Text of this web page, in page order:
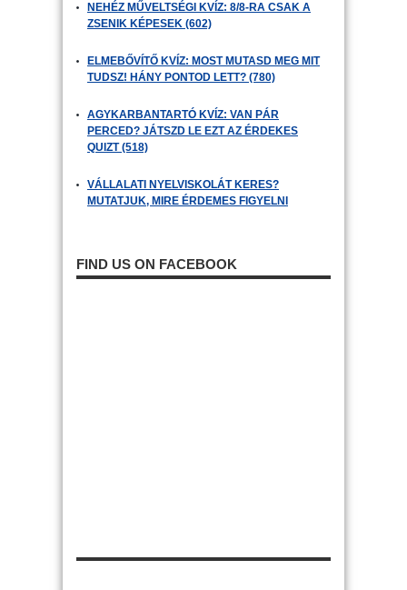
NEHÉZ MŰVELTSÉGI KVÍZ: 8/8-RA CSAK A
ZSENIK KÉPESEK (602)
ELMEBŐVÍTŐ KVÍZ: MOST MUTASD MEG MIT
TUDSZ! HÁNY PONTOD LETT? (780)
AGYKARBANTARTÓ KVÍZ: VAN PÁR
PERCED? JÁTSZD LE EZT AZ ÉRDEKES
QUIZT (518)
VÁLLALATI NYELVISKOLÁT KERES?
MUTATJUK, MIRE ÉRDEMES FIGYELNI
FIND US ON FACEBOOK